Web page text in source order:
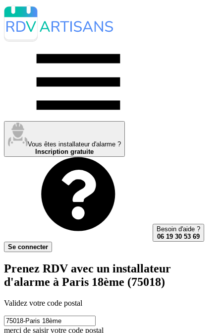
Vous êtes installateur d'alarme ?
Inscription gratuite
Besoin d'aide ?
06 19 30 53 69
Se connecter
Prenez RDV avec un installateur
d'alarme à Paris 18ème (75018)
Validez votre code postal
merci de saisir votre code postal